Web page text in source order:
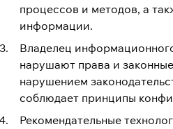
процессов и методов, а
информации.
Владелец
нарушают права и
нарушением
соблюдает принципы
Рекомендательные